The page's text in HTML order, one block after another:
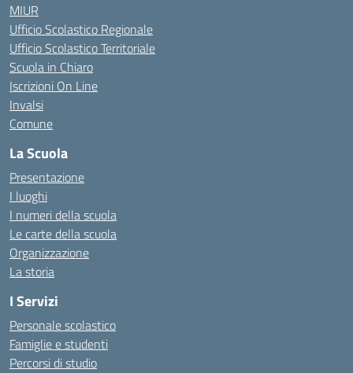
MIUR
Ufficio Scolastico Regionale
Ufficio Scolastico Territoriale
Scuola in Chiaro
Iscrizioni On Line
Invalsi
Comune
La Scuola
Presentazione
I luoghi
I numeri della scuola
Le carte della scuola
Organizzazione
La storia
I Servizi
Personale scolastico
Famiglie e studenti
Percorsi di studio